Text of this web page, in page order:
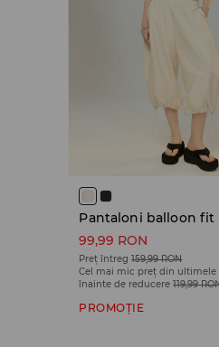
Pantaloni balloon fit
99,99 RON
Preț întreg 159,99 RON
Cel mai mic preț din ultimele
înainte de reducere 119,99
PROMOȚIE